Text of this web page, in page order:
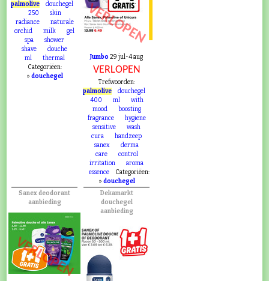
palmolive
douchegel
250
skin
radiance
naturale
orchid
milk
gel
spa
shower
shave
douche
ml
thermal
Categoriëen:
» douchegel
VERLOPEN
Jumbo 29 jul-4 aug
VERLOPEN
Trefwoorden:
palmolive
douchegel
400
ml
with
mood
boosting
fragrance
hygiene
sensitive
wash
cura
handzeep
sanex
derma
care
control
irritation
aroma
essence
Categoriëen:
» douchegel
Sanex deodorant
aanbieding
VERLOPEN
Dekamarkt
douchegel
aanbieding